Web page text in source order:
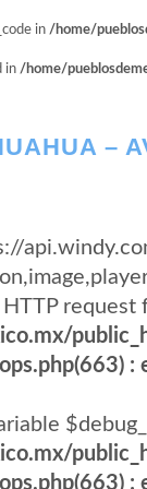
in /home/
in /home/
–
HTTP
:
: